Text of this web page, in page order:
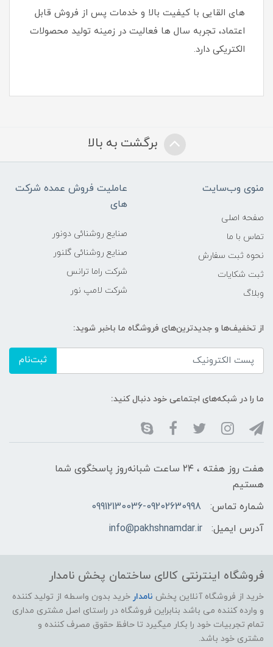
های القایی با کیفیت بالا و خدمات پس از فروش قابل
اعتماد، تجربه سال ها فعالیت در زمینه تولید محصولات
الکتریکی دارد.
برگشت به بالا
منوی وب‌سایت
صفحه اصلی
تماس با ما
نحوه ثبت سفارش
ثبت شکایات
وبلاگ
عاملیت فروش عمده شرکت
های
صنایع روشنائی دونور
صنایع روشنائی گلنور
شرکت راما ترانس
شرکت لامپ نور
از تخفیف‌ها و جدیدترین‌های فروشگاه ما باخبر شوید:
ثبت‌نام
ما را در شبکه‌های اجتماعی خود دنبال کنید:
هفت روز هفته ، ۲۴ ساعت شبانه‌روز پاسخگوی شما
هستیم
شماره تماس:
09912130036-09202630998
آدرس ایمیل:
info@pakhshnamdar.ir
فروشگاه اینترنتی کالای ساختمان پخش نامدار
خرید از فروشگاه آنلاین پخش نامدار خرید بدون واسطه از تولید کننده
و وارده کننده می باشد بنابراین فروشگاه در راستای اصل مشتری مداری
تمام تجربیات خود را بکار میگیرد تا حافظ حقوق مصرف کننده و
مشتری خود باشد.